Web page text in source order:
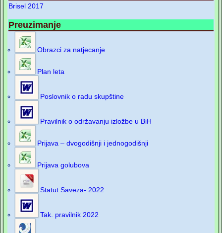
Brisel 2017
Preuzimanje
Obrazci za natjecanje
Plan leta
Poslovnik o radu skupštine
Pravilnik o održavanju izložbe u BiH
Prijava – dvogodišnji i jednogodišnji
Prijava golubova
Statut Saveza- 2022
Tak. pravilnik 2022